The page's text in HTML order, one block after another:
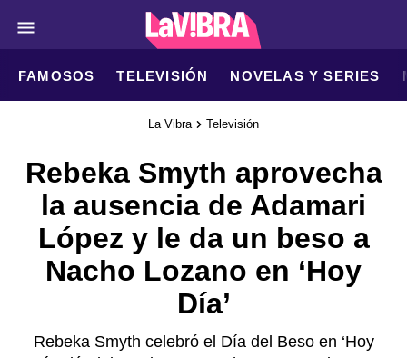
FAMOSOS TELEVISIÓN NOVELAS Y SERIES
La Vibra Televisión
Rebeka Smyth aprovecha
la ausencia de Adamari
López y le da un beso a
Nacho Lozano en ‘Hoy
Día’
Rebeka Smyth celebró el Día del Beso en ‘Hoy